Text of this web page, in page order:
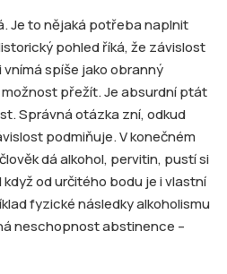
Je to nějaká potřeba naplnit
pohled říká, že závislost
spíše jako obranný
přežít. Je absurdní ptát
Správná otázka zní, odkud
podmiňuje. V konečném
dá alkohol, pervitin, pustí si
od určitého bodu je i vlastní
fyzické následky alkoholismu
neschopnost abstinence –